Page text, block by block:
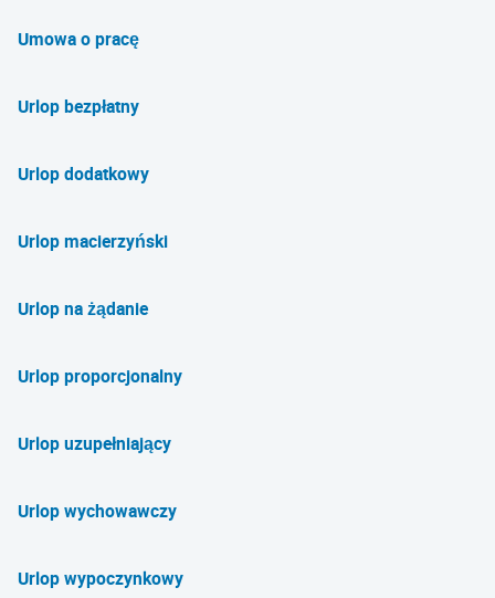
Umowa o pracę
Urlop bezpłatny
Urlop dodatkowy
Urlop macierzyński
Urlop na żądanie
Urlop proporcjonalny
Urlop uzupełniający
Urlop wychowawczy
Urlop wypoczynkowy